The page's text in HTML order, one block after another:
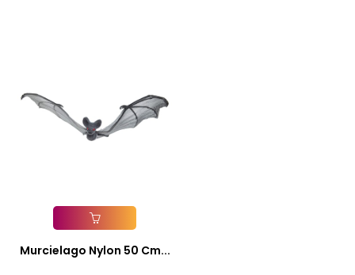
Añadir A La CestaMurcielago Nylon 50 Cm...